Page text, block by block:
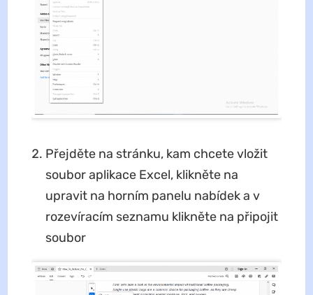
Přejděte na stránku, kam chcete vložit
soubor aplikace Excel, klikněte na
upravit na horním panelu nabídek a v
rozevíracím seznamu klikněte na připojit
soubor